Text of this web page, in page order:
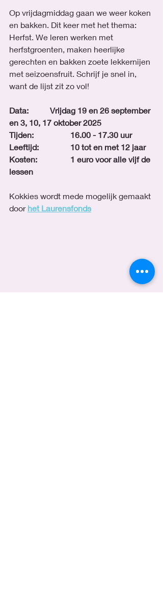
Op vrijdagmiddag gaan we weer koken
en bakken. Dit keer met het thema:
Herfst. We leren werken met
herfstgroenten, maken heerlijke
gerechten en bakken zoete lekkernijen
met seizoensfruit. Schrijf je snel in,
want de lijst zit zo vol!
Data:		Vrijdag 19 en 26 september
en 3, 10, 17 oktober 2025
Tijden:		16.00 - 17.30 uur
Leeftijd: 		10 tot en met 12 jaar
Kosten: 		1 euro voor alle vijf de
lessen
Kokkies wordt mede mogelijk gemaakt
door het Laurensfonds